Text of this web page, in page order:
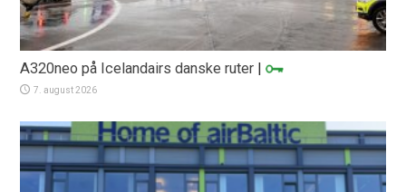
A320neo på Icelandairs danske ruter |
7. august 2026